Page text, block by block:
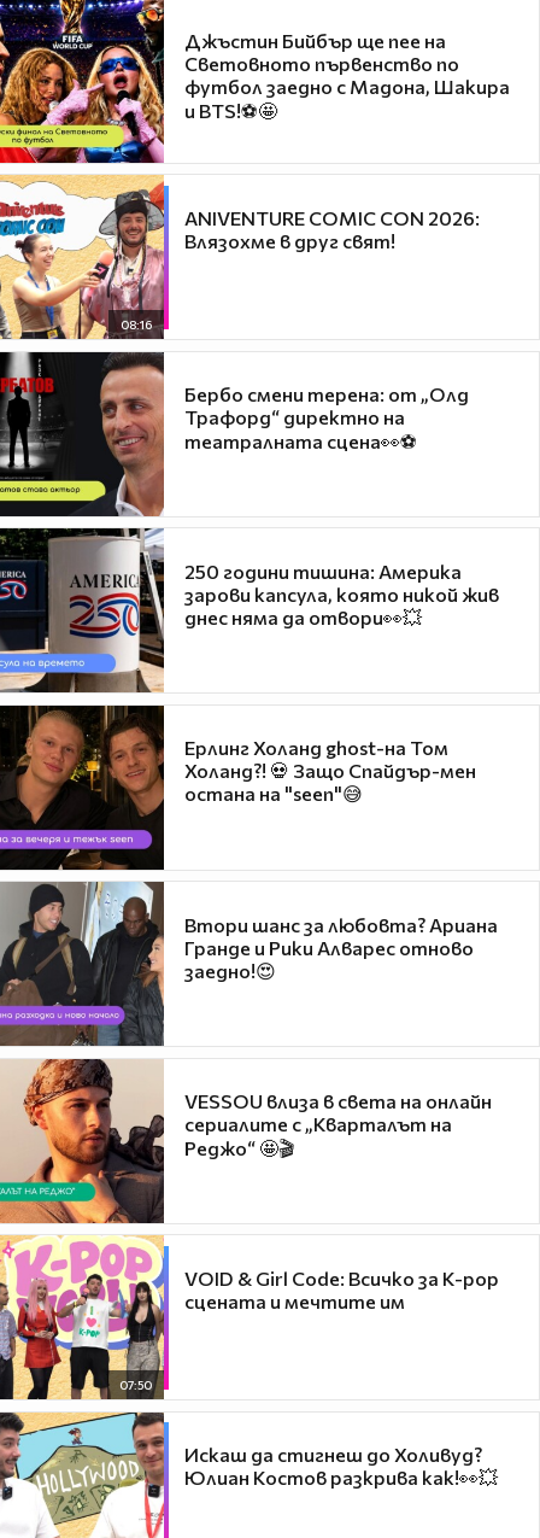
Джъстин Бийбър ще пее на
Световното първенство по
футбол заедно с Мадона, Шакира
и BTS!⚽🤩
08:16
ANIVENTURE COMIC CON 2026:
Влязохме в друг свят!
Бербо смени терена: от „Олд
Трафорд“ директно на
театралната сцена👀⚽
250 години тишина: Америка
зарови капсула, която никой жив
днес няма да отвори👀💥
Ерлинг Холанд ghost-на Том
Холанд?! 💀 Защо Спайдър-мен
остана на "seen"😅
Втори шанс за любовта? Ариана
Гранде и Рики Алварес отново
заедно!😍
VESSOU влиза в света на онлайн
сериалите с „Кварталът на
Реджо“ 🤩🎬
07:50
VOID & Girl Code: Всичко за K-pop
сцената и мечтите им
Искаш да стигнеш до Холивуд?
Юлиан Костов разкрива как!👀💥